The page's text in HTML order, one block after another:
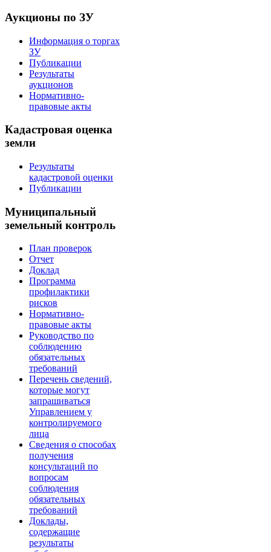
Аукционы по ЗУ
Информация о торгах
ЗУ
Публикации
Результаты
аукционов
Нормативно-
правовые акты
Кадастровая оценка
земли
Результаты
кадастровой оценки
Публикации
Муниципальный
земельный контроль
План проверок
Отчет
Доклад
Программа
профилактики
рисков
Нормативно-
правовые акты
Руководство по
соблюдению
обязательных
требований
Перечень сведений,
которые могут
запрашиваться
Управлением у
контролируемого
лица
Сведения о способах
получения
консультаций по
вопросам
соблюдения
обязательных
требований
Доклады,
содержащие
результаты